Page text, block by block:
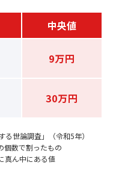
中央値
9万円
30万円
世論調査」（令和5年）
個数で割ったもの
真ん中にある値